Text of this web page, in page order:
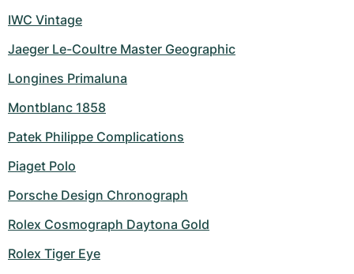
IWC Vintage
Jaeger Le-Coultre Master Geographic
Longines Primaluna
Montblanc 1858
Patek Philippe Complications
Piaget Polo
Porsche Design Chronograph
Rolex Cosmograph Daytona Gold
Rolex Tiger Eye